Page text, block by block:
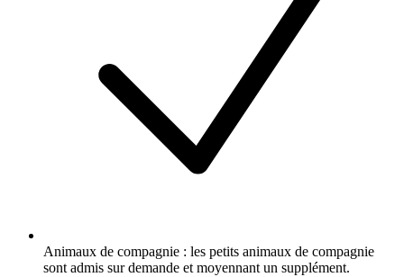
Animaux de compagnie : les petits animaux de compagnie
sont admis sur demande et moyennant un supplément.